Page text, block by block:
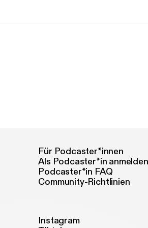
Für Podcaster*innen
Als Podcaster*in anmelden
Podcaster*in FAQ
Community-Richtlinien
Instagram